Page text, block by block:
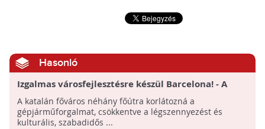
Hasonló
Izgalmas városfejlesztésre készül Barcelona! - A
levegő- és zajszennyezés problémáját autómentes
„szupertömbök” oldanák meg
A katalán főváros néhány főútra korlátozná a
gépjárműforgalmat, csökkentve a légszennyezést és
kulturális, szabadidős ...